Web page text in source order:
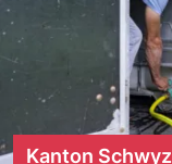
Kanton Schwyz